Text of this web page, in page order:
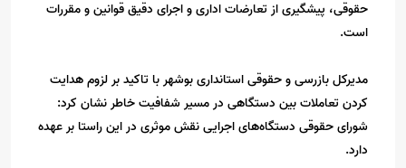
حقوقی، پیشگیری از تعارضات اداری و اجرای دقیق قوانین و مقررات
است.
مدیرکل بازرسی و حقوقی استانداری بوشهر با تاکید بر لزوم هدایت
کردن تعاملات بین دستگاهی در مسیر شفافیت خاطر نشان کرد:
شورای حقوقی دستگاه‌های اجرایی نقش‌ موثری در این راستا بر عهده
دارد.